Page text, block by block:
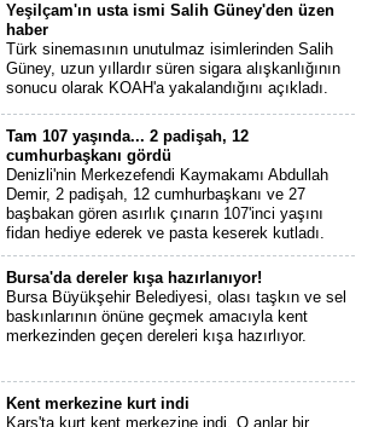
Yeşilçam'ın usta ismi Salih Güney'den üzen
haber
Türk sinemasının unutulmaz isimlerinden Salih
Güney, uzun yıllardır süren sigara alışkanlığının
sonucu olarak KOAH'a yakalandığını açıkladı.
Tam 107 yaşında... 2 padişah, 12
cumhurbaşkanı gördü
Denizli'nin Merkezefendi Kaymakamı Abdullah
Demir, 2 padişah, 12 cumhurbaşkanı ve 27
başbakan gören asırlık çınarın 107'inci yaşını
fidan hediye ederek ve pasta keserek kutladı.
Bursa'da dereler kışa hazırlanıyor!
Bursa Büyükşehir Belediyesi, olası taşkın ve sel
baskınlarının önüne geçmek amacıyla kent
merkezinden geçen dereleri kışa hazırlıyor.
Kent merkezine kurt indi
Kars'ta kurt kent merkezine indi. O anlar bir